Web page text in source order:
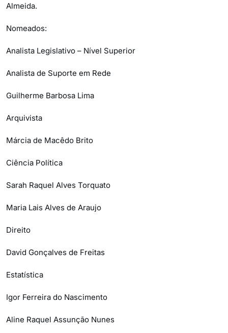
Almeida.
Nomeados:
Analista Legislativo – Nível Superior
Analista de Suporte em Rede
Guilherme Barbosa Lima
Arquivista
Márcia de Macêdo Brito
Ciência Política
Sarah Raquel Alves Torquato
Maria Lais Alves de Araujo
Direito
David Gonçalves de Freitas
Estatística
Igor Ferreira do Nascimento
Aline Raquel Assunção Nunes